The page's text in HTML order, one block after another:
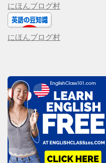
にほんブログ村
にほんブログ村